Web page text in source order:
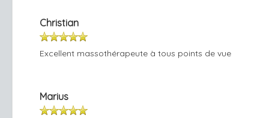
Christian
Excellent massothérapeute à tous points de vue
Marius